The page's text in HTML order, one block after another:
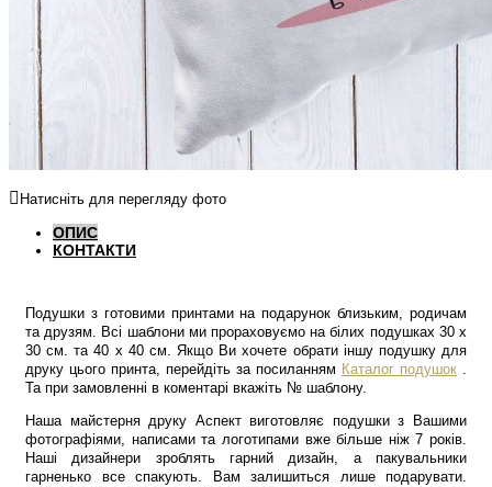
Натисніть для перегляду фото
ОПИС
КОНТАКТИ
Подушки з готовими принтами на подарунок близьким, родичам
та друзям. Всі шаблони ми прораховуємо на білих подушках 30 х
30 см. та 40 х 40 см. Якщо Ви хочете обрати іншу подушку для
друку цього принта, перейдіть за посиланням Каталог подушок .
Та при замовленні в коментарі вкажіть № шаблону.
Наша майстерня друку Аспект виготовляє подушки з Вашими
фотографіями, написами та логотипами вже більше ніж 7 років.
Наші дизайнери зроблять гарний дизайн, а пакувальники
гарненько все спакують. Вам залишиться лише подарувати.